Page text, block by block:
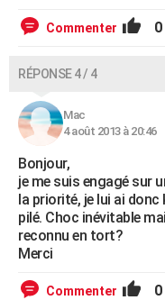
Commenter 0
RÉPONSE 4 / 4
Mac
4 août 2013 à 20:46
Bonjour,
je me suis engagé sur
la priorité, je lui ai
pilé. Choc inévitable
reconnu en tort?
Merci
Commenter 0